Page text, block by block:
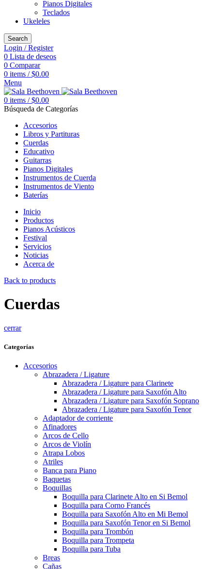
Pianos Digitales
Teclados
Ukeleles
Search
Login / Register
0 Lista de deseos
0 Comparar
0 items / $0.00
Menu
0 items / $0.00
Búsqueda de Categorías
Accesorios
Libros y Partituras
Cuerdas
Educativo
Guitarras
Pianos Digitales
Instrumentos de Cuerda
Instrumentos de Viento
Baterías
Inicio
Productos
Pianos Acústicos
Festival
Servicios
Noticias
Acerca de
Back to products
Cuerdas
cerrar
Categorías
Accesorios
Abrazadera / Ligature
Abrazadera / Ligature para Clarinete
Abrazadera / Ligature para Saxofón Alto
Abrazadera / Ligature para Saxofón Soprano
Abrazadera / Ligature para Saxofón Tenor
Adaptador de corriente
Afinadores
Arcos de Cello
Arcos de Violín
Atrapa Lobos
Atriles
Banca para Piano
Baquetas
Boquillas
Boquilla para Clarinete Alto en Si Bemol
Boquilla para Corno Francés
Boquilla para Saxofón Alto en Mi Bemol
Boquilla para Saxofón Tenor en Si Bemol
Boquilla para Trombón
Boquilla para Trompeta
Boquilla para Tuba
Breas
Cañas